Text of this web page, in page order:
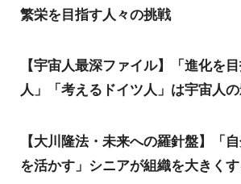
繁栄を目指す人々の挑戦
【宇宙人最深ファイル】「進化を
人」「考えるドイツ人」は宇宙人
【大川隆法・未来への羅針盤】「
を活かす」シニアが組織を大きく